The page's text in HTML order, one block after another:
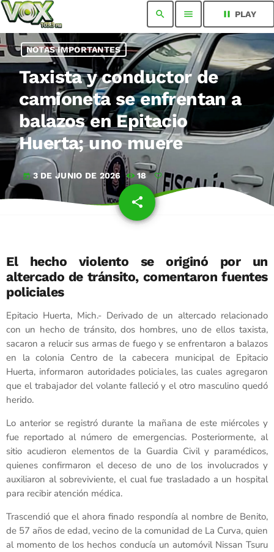
search menu pause PLAY
NOTAS IMPORTANTES
Taxista y conductor de
camioneta se enfrentan a
balazos en Epitacio
Huerta; uno muere
today 3 DE JUNIO DE 2026 18
share
email
El hecho violento se originó por un
altercado de tránsito, comentaron fuentes
policiales
Epitacio Huerta, Mich.- Derivado de un altercado relacionado
con un hecho de tránsito, dos hombres, uno de ellos taxista,
sacaron a relucir sus armas de fuego y se enfrentaron a balazos
en la colonia Centro de la cabecera municipal de Epitacio
Huerta, informaron autoridades policiales, las cuales agregaron
que el trabajador del volante falleció y el otro masculino quedó
herido.
Lo anterior se registró durante la mañana de este miércoles y
fue reportado al número de emergencias. Posteriormente, al
sitio acudieron elementos de la Guardia Civil y paramédicos,
quienes confirmaron el deceso de uno de los involucrados y
auxiliaron al sobreviviente, el cual fue trasladado a un hospital
para recibir atención médica.
Trascendió que el ahora finado respondía al nombre de Benito,
de 57 años de edad, vecino de la comunidad de La Curva, quien
al momento de los hechos conducía un automóvil Nissan Tsuru